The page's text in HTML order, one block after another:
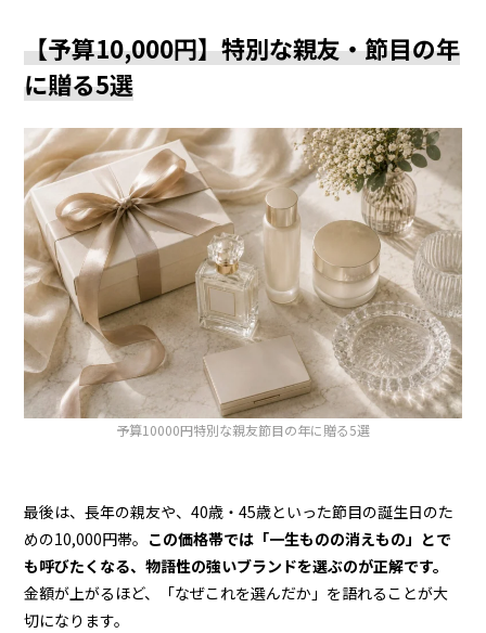
【予算10,000円】特別な親友・節目の年
に贈る5選
予算10000円特別な親友節目の年に贈る5選
最後は、長年の親友や、40歳・45歳といった節目の誕生日のた
めの10,000円帯。 この価格帯では「一生ものの消えもの」とで
も呼びたくなる、物語性の強いブランドを選ぶのが正解です。
金額が上がるほど、「なぜこれを選んだか」を語れることが大
切になります。